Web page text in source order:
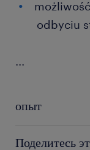
odbyciu
...
опыт
Поделитесь